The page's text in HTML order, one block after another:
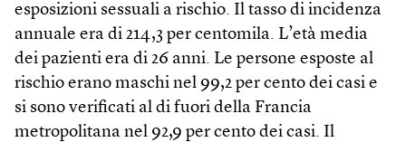
esposizioni sessuali a rischio. Il tasso di incidenza
annuale era di 214,3 per centomila. L’età media
dei pazienti era di 26 anni. Le persone esposte al
rischio erano maschi nel 99,2 per cento dei casi e
si sono verificati al di fuori della Francia
metropolitana nel 92,9 per cento dei casi. Il